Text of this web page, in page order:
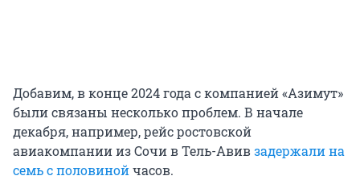
Добавим, в конце 2024 года с компанией «Азимут»
были связаны несколько проблем. В начале
декабря, например, рейс ростовской
авиакомпании из Сочи в Тель-Авивзадержали на
семь с половинойчасов.